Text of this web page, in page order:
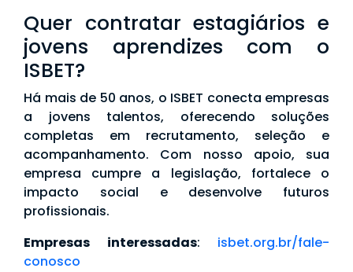
Quer contratar estagiários e
jovens aprendizes com o
ISBET?
Há mais de 50 anos, o ISBET conecta empresas
a jovens talentos, oferecendo soluções
completas em recrutamento, seleção e
acompanhamento. Com nosso apoio, sua
empresa cumpre a legislação, fortalece o
impacto social e desenvolve futuros
profissionais.
Empresas interessadas: isbet.org.br/fale-
conosco